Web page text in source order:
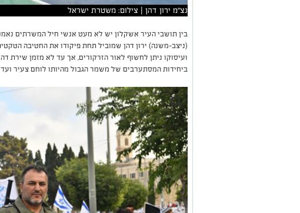
נצ"מ ירון דהן | צילום: משטרת ישראל
בין תושבי העיר אשקלון יש לא מעט אנשי חיל המשרתים
(ניצב-משנה) ירון דהן שמוביל תחת פיקודו את החטיבה
ועיסוקו ניתן לחשוף לאור הזרקורים, אך עד לא מזמן שירת
ביחידות המסתערבים של משמר הגבול מהיותו לוחם צעיר